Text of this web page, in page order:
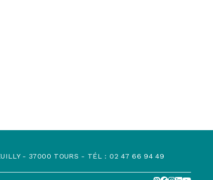
- 37000 TOURS - TÉL : 02 47 66 94 49